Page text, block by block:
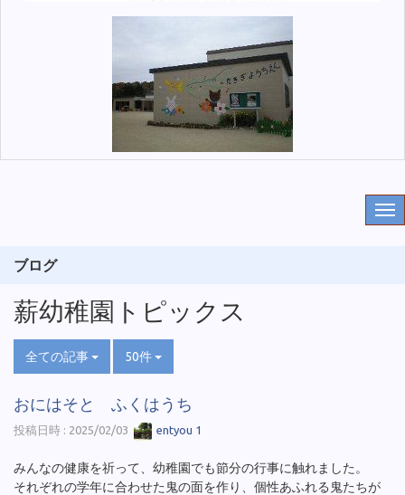
ブログ
薪幼稚園トピックス
全ての記事 50件
おにはそと ふくはうち
投稿日時 : 2025/02/03 entyou 1
みんなの健康を祈って、幼稚園でも節分の行事に触れました。
それぞれの学年に合わせた鬼の面を作り、個性あふれる鬼たちが